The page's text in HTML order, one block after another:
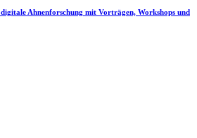
Ahnenforschung mit Vorträgen, Workshops und